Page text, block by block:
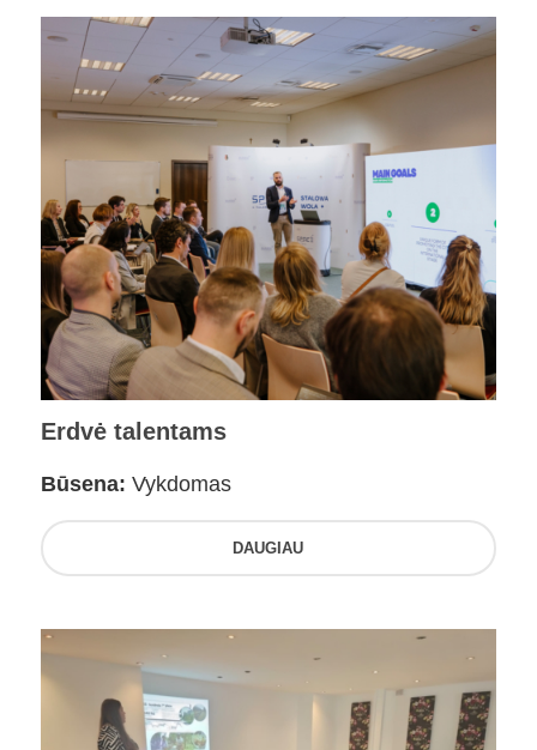
Erdvė talentams
Būsena: Vykdomas
DAUGIAU